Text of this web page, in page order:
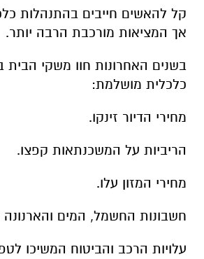
קל להאשים חייבים בהתנהלות
אך המציאות מורכבת הרבה יותר.
בשנים האחרונות חוו משקי
כלכלית מושלמת:
מחירי הדיור זינקו.
הריביות על המשכנתאות קפצו.
מחירי המזון עלו.
חשבונות החשמל, המים והארנונה
עלויות הרכב והביטוח המשיכו